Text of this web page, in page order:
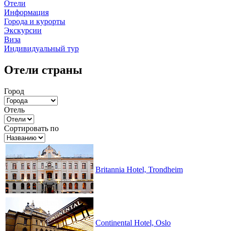
Отели
Информация
Города и курорты
Экскурсии
Виза
Индивидуальный тур
Отели страны
Город
Отель
Сортировать по
Britannia Hotel, Trondheim
Continental Hotel, Oslo